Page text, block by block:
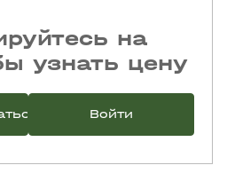
на
узнать цену
Войти